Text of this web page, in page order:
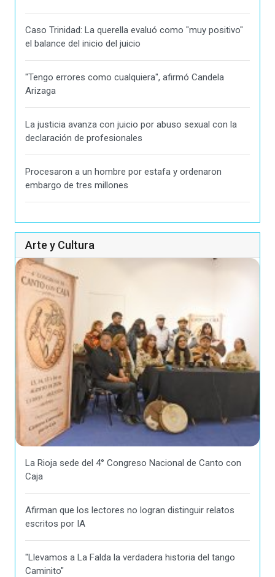
Caso Trinidad: La querella evaluó como "muy positivo"
el balance del inicio del juicio
"Tengo errores como cualquiera", afirmó Candela
Arizaga
La justicia avanza con juicio por abuso sexual con la
declaración de profesionales
Procesaron a un hombre por estafa y ordenaron
embargo de tres millones
Arte y Cultura
La Rioja sede del 4° Congreso Nacional de Canto con
Caja
Afirman que los lectores no logran distinguir relatos
escritos por IA
"Llevamos a La Falda la verdadera historia del tango
Caminito"